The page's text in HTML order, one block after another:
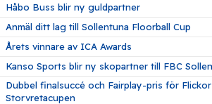
Håbo Buss blir ny guldpartner
Anmäl ditt lag till Sollentuna Floorball Cup
Årets vinnare av ICA Awards
Kanso Sports blir ny skopartner till FBC
Dubbel finalsuccé och Fairplay-pris för Flickor
Storvretacupen